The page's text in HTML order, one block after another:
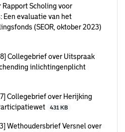
Scholing voor
Een evaluatie van het
(SEOR, oktober 2023)
Collegebrief over Uitspraak
inlichtingenplicht
Collegebrief over Herijking
431 KB
Wethoudersbrief Versnel over